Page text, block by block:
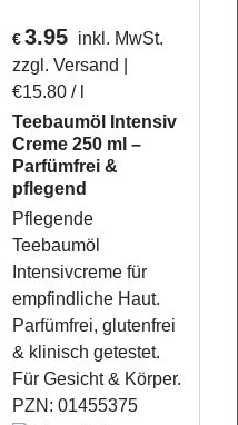
€3.95 inkl. MwSt.
zzgl. Versand
€15.80 / l
Teebaumöl Intensiv
Creme 250 ml –
Parfümfrei &
pflegend
Pflegende
Teebaumöl
Intensivcreme für
empfindliche Haut.
Parfümfrei, glutenfrei
& klinisch getestet.
Für Gesicht & Körper.
PZN: 01455375